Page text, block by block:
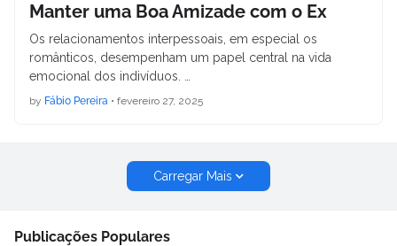
Manter uma Boa Amizade com o Ex
Os relacionamentos interpessoais, em especial os
românticos, desempenham um papel central na vida
emocional dos indivíduos. …
by Fábio Pereira • fevereiro 27, 2025
Carregar Mais
Publicações Populares